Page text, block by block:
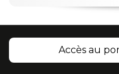
Accès au